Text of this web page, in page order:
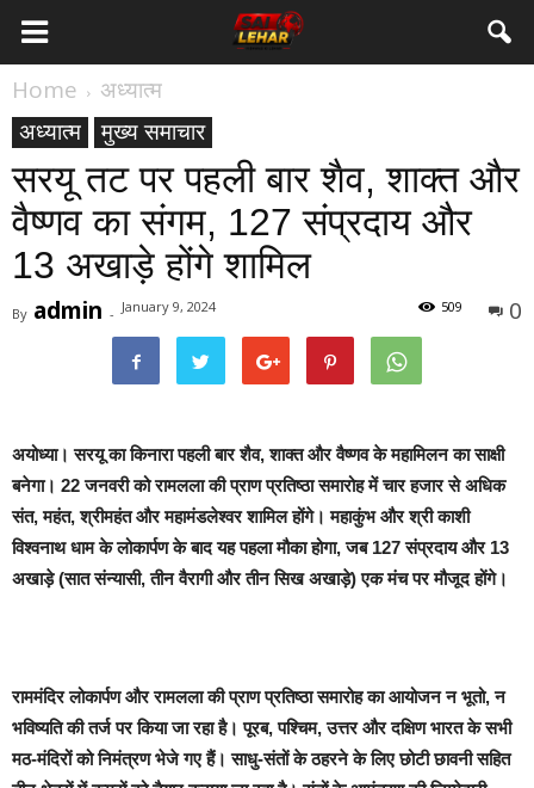
Home
अध्यात्म
अध्यात्म
मुख्य समाचार
सरयू तट पर पहली बार शैव, शाक्त और
वैष्णव का संगम, 127 संप्रदाय और
13 अखाड़े होंगे शामिल
By admin - January 9, 2024 0
509
अयोध्या। सरयू का किनारा पहली बार शैव, शाक्त और वैष्णव के महामिलन का साक्षी
बनेगा। 22 जनवरी को रामलला की प्राण प्रतिष्ठा समारोह में चार हजार से अधिक
संत, महंत, श्रीमहंत और महामंडलेश्वर शामिल होंगे। महाकुंभ और श्री काशी
विश्वनाथ धाम के लोकार्पण के बाद यह पहला मौका होगा, जब 127 संप्रदाय और 13
अखाड़े (सात संन्यासी, तीन वैरागी और तीन सिख अखाड़े) एक मंच पर मौजूद होंगे।
राममंदिर लोकार्पण और रामलला की प्राण प्रतिष्ठा समारोह का आयोजन न भूतो, न
भविष्यति की तर्ज पर किया जा रहा है। पूरब, पश्चिम, उत्तर और दक्षिण भारत के सभी
मठ-मंदिरों को निमंत्रण भेजे गए हैं। साधु-संतों के ठहरने के लिए छोटी छावनी सहित